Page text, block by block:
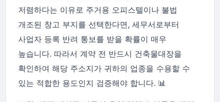
저렴하다는 이유로 주거용 오피스텔이나 불법
개조된 창고 부지를 선택한다면, 세무서로부터
사업자 등록 반려 통보를 받을 확률이 매우
높습니다. 따라서 계약 전 반드시 건축물대장을
확인하여 해당 주소지가 귀하의 업종을 수용할 수
있는 적합한 용도인지 검증해야 합니다. 📊